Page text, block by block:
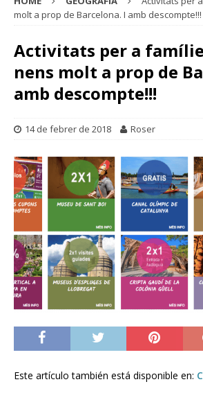
molt a prop de Barcelona. I amb descompte!!!
Activitats per a
nens molt a prop de
amb descompte!!!
14 de febrer de 2018 Roser
Este artículo también está disponible en: